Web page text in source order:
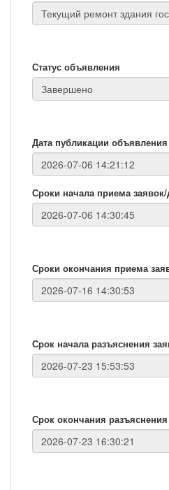
Статус объявления
Дата публикации объявления
Сроки начала приема
Сроки окончания приема
Срок начала разъяснения
Срок окончания